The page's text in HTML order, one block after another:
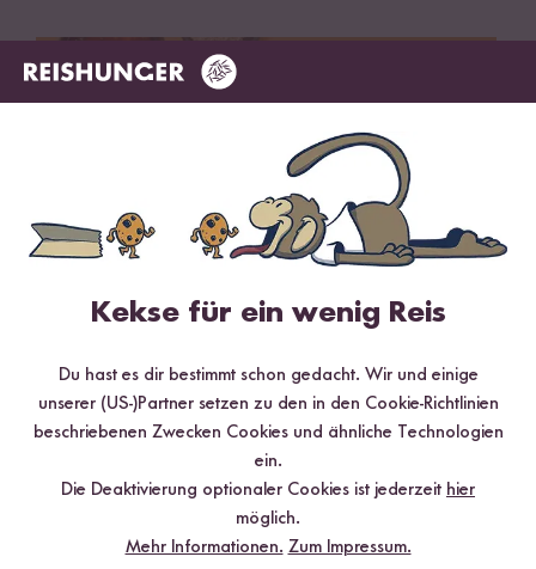
45 min
Marinierter Schweinebauch
Kekse für ein wenig Reis
Du hast es dir bestimmt schon gedacht. Wir und einige
unserer (US-)Partner setzen zu den in den Cookie-Richtlinien
beschriebenen Zwecken Cookies und ähnliche Technologien
ein.
Die Deaktivierung optionaler Cookies ist jederzeit hier
möglich.
Mehr Informationen. Zum Impressum.